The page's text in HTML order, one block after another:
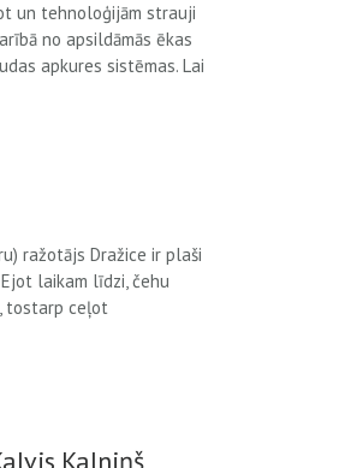
un tehnoloģijām strauji
no apsildāmās ēkas
apkures sistēmas. Lai
ražotājs Dražice ir plaši
laikam līdzi, čehu
tostarp ceļot
Kalniņš